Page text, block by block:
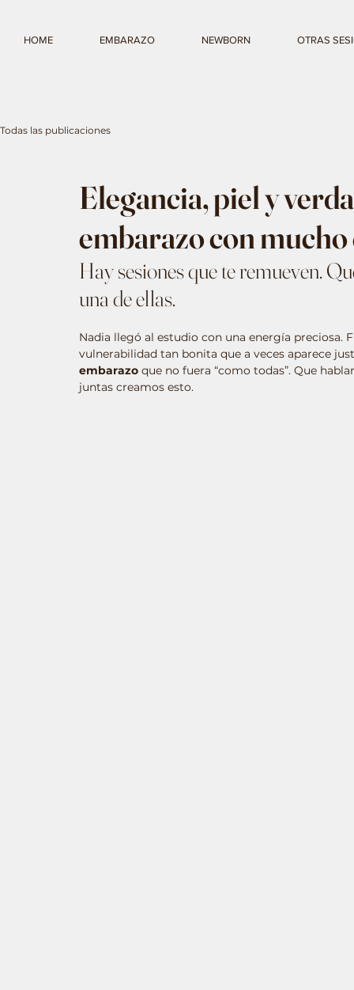
HOME EMBARAZO NEWBORN OTRAS
Todas las publicaciones
Elegancia, piel y
embarazo con
Hay sesiones que te remueven.
una de ellas.
Nadia llegó al estudio con una energía preciosa.
vulnerabilidad tan bonita que a veces aparece
embarazo que no fuera “como todas”. Que
juntas creamos esto.